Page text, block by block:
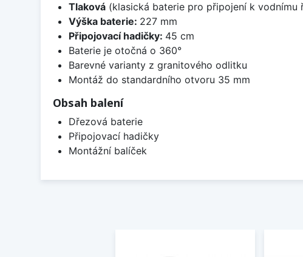
Tlaková(klasická baterie pro připojení k vodnímu
Výška baterie: 227 mm
Připojovací hadičky: 45 cm
Baterie je otočná o 360°
Barevné varianty z granitového odlitku
Montáž do standardního otvoru 35 mm
Obsah balení
Dřezová baterie
Připojovací hadičky
Montážní balíček